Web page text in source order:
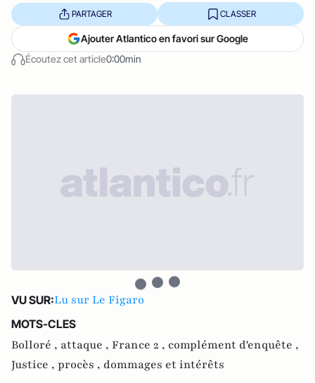
Écoutez cet article0:00min
PARTAGER CLASSER
Ajouter Atlantico en favori sur Google
VU SUR:Lu sur Le Figaro
MOTS-CLES
Bolloré , attaque , France 2 , complément d'enquête ,
Justice , procès , dommages et intérêts